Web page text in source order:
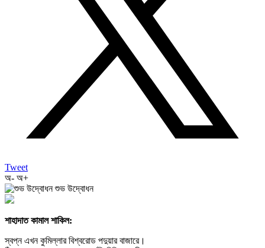
Tweet
অ- অ+
শাহাদাত কামাল শাকিল:
স্বপ্ন এখন কুমিল্লার বিশ্বরোড পদুয়ার বাজারে।